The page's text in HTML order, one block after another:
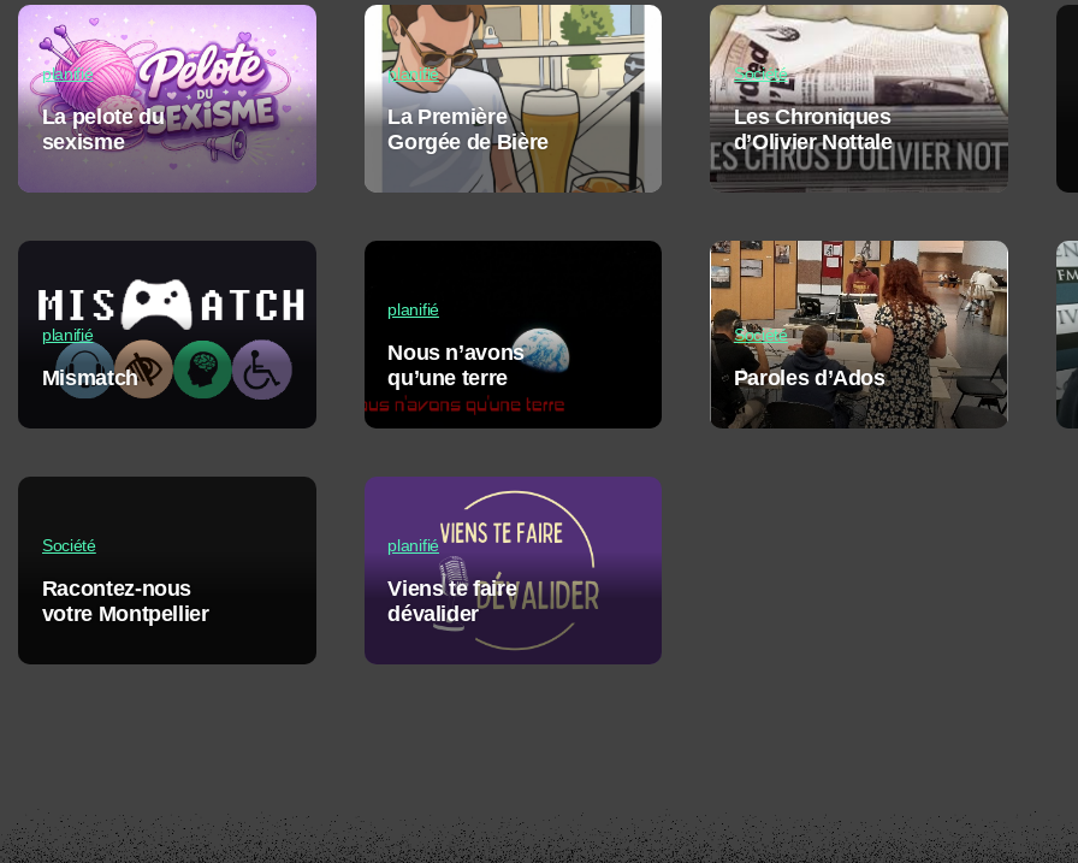
planifié
La pelote du
sexisme
planifié
La Première
Gorgée de Bière
Société
Les Chroniques
d’Olivier Nottale
planifié
Mismatch
planifié
Nous n’avons
qu’une terre
Société
Paroles d’Ados
Société
Racontez-nous
votre Montpellier
planifié
Viens te faire
dévalider